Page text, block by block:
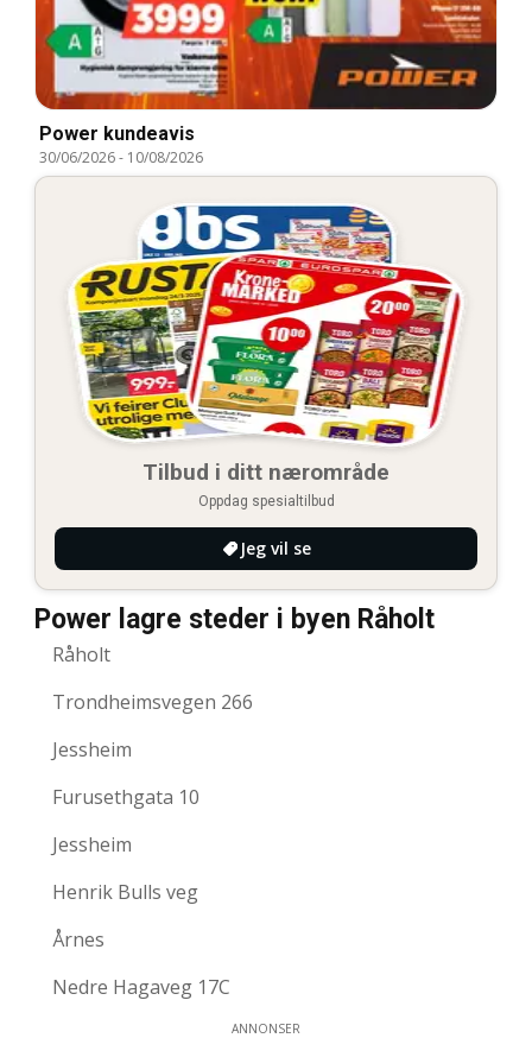
Power kundeavis
30/06/2026- 10/08/2026
Tilbud i ditt nærområde
Oppdag spesialtilbud
Jeg vil se
Power lagre steder i byen Råholt
Råholt
Trondheimsvegen 266
Jessheim
Furusethgata 10
Jessheim
Henrik Bulls veg
Årnes
Nedre Hagaveg 17C
ANNONSER